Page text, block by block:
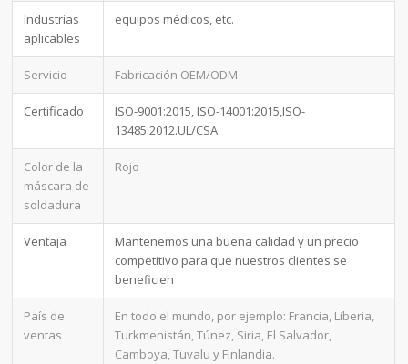
Industrias
aplicables
equipos médicos, etc.
Servicio Fabricación OEM/ODM
Certificado
ISO-9001:2015, ISO-14001:2015,ISO-
13485:2012.UL/CSA
Color de la
máscara de
soldadura
Rojo
Ventaja
Mantenemos una buena calidad y un precio
competitivo para que nuestros clientes se
beneficien
País de
ventas
En todo el mundo, por ejemplo: Francia, Liberia,
Turkmenistán, Túnez, Siria, El Salvador,
Camboya, Tuvalu y Finlandia.